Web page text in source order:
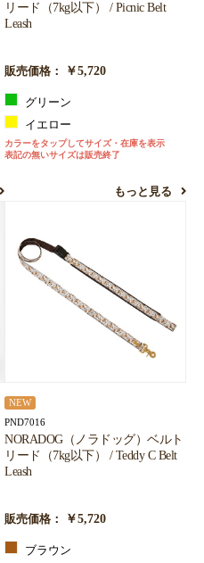
リード（7kg以下） / Picnic Belt
Leash
販売価格： ￥5,720
グリーン
イエロー
カラーをタップしてサイズ・在庫を表示
表記の無いサイズは販売終了
もっと見る
NEW
PND7016
NORADOG（ノラドッグ）ベルト
リード（7kg以下） / Teddy C Belt
Leash
販売価格： ￥5,720
ブラウン